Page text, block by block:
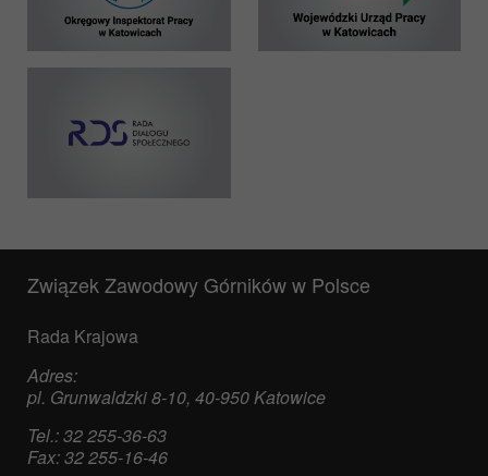
Związek Zawodowy Górników w Polsce
Rada Krajowa
Adres:
pl. Grunwaldzki 8-10, 40-950 Katowice
Tel.: 32 255-36-63
Fax: 32 255-16-46